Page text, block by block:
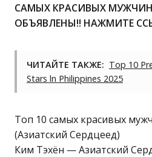
САМЫХ КРАСИВЫХ
ОБЪЯВЛЕНЫ!! НАЖМИТЕ
ЧИТАЙТЕ ТАКЖЕ: Top 10
Stars ln Philippines 2025
Топ 10 самых красивых
(Азиатский Сердцеед)
Ким Тэхён — Азиатский